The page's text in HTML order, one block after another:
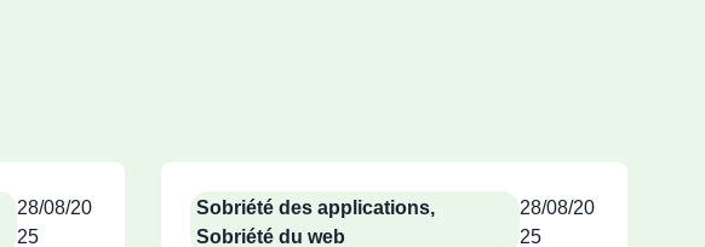
28/08/20
25
Sobriété des applications,
Sobriété du web
28/08/20
25